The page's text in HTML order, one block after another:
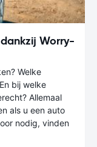
Worry-
Welke
bij welke
Allemaal
als u een auto
nodig, vinden